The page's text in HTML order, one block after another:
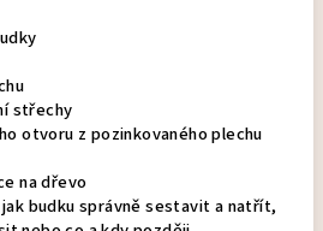
střechy
otvoru z pozinkovaného plechu
na dřevo
budku správně sestavit a natřít,